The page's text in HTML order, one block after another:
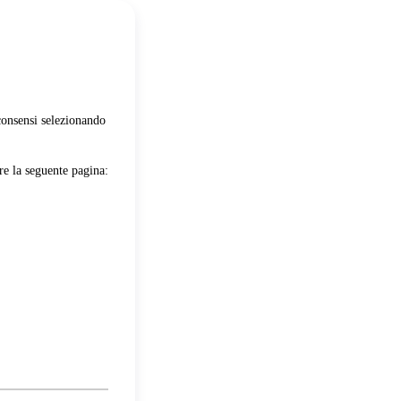
selezionando
la seguente pagina: